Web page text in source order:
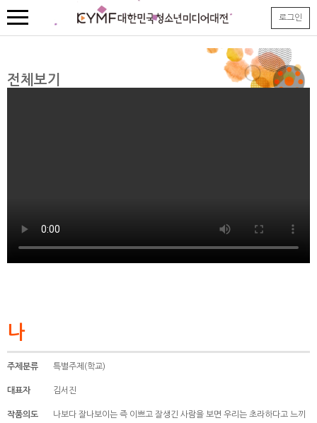
로그인
전체보기
나
주제분류 특별주제(학교)
대표자 김서진
작품의도
나보다 잘나보이는 즉 이쁘고 잘생긴 사람을 보면 우리는 초라하다고 느끼